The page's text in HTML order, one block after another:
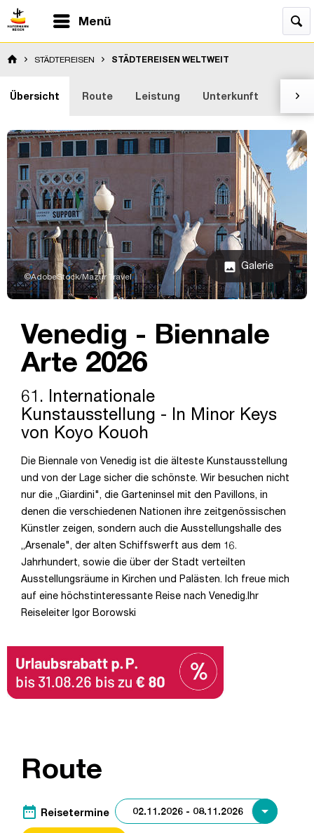
Menü
STÄDTEREISEN STÄDTEREISEN WELTWEIT
Übersicht Route Leistung Unterkunft 
image Galerie
©AdobeStock/Mazur Travel
Venedig - Biennale
Arte 2026
61. Internationale
Kunstausstellung - In Minor Keys
von Koyo Kouoh
Die Biennale von Venedig ist die älteste Kunstausstellung
und von der Lage sicher die schönste. Wir besuchen nicht
nur die „Giardini", die Garteninsel mit den Pavillons, in
denen die verschiedenen Nationen ihre zeitgenössischen
Künstler zeigen, sondern auch die Ausstellungshalle des
„Arsenale", der alten Schiffswerft aus dem 16.
Jahrhundert, sowie die über der Stadt verteilten
Ausstellungsräume in Kirchen und Palästen. Ich freue mich
auf eine höchstinteressante Reise nach Venedig.Ihr
Reiseleiter Igor Borowski
Route
date_range Reisetermine